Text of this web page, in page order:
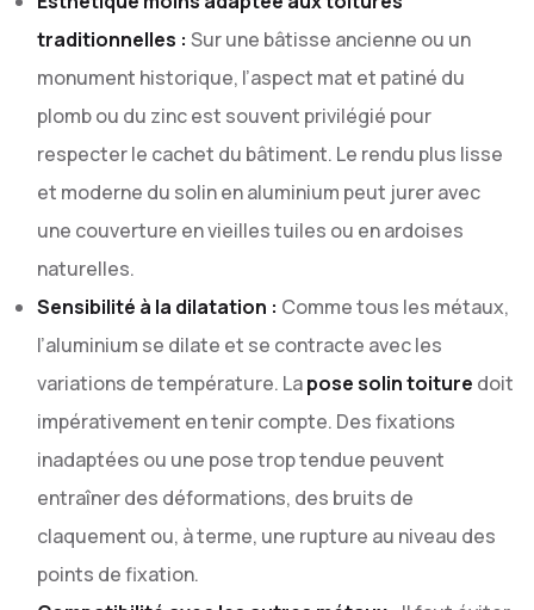
traditionnelles : Sur une bâtisse ancienne ou un
monument historique, l’aspect mat et patiné du
plomb ou du zinc est souvent privilégié pour
respecter le cachet du bâtiment. Le rendu plus lisse
et moderne du solin en aluminium peut jurer avec
une couverture en vieilles tuiles ou en ardoises
naturelles.
Sensibilité à la dilatation : Comme tous les métaux,
l’aluminium se dilate et se contracte avec les
variations de température. Lapose solin toiture doit
impérativement en tenir compte. Des fixations
inadaptées ou une pose trop tendue peuvent
entraîner des déformations, des bruits de
claquement ou, à terme, une rupture au niveau des
points de fixation.